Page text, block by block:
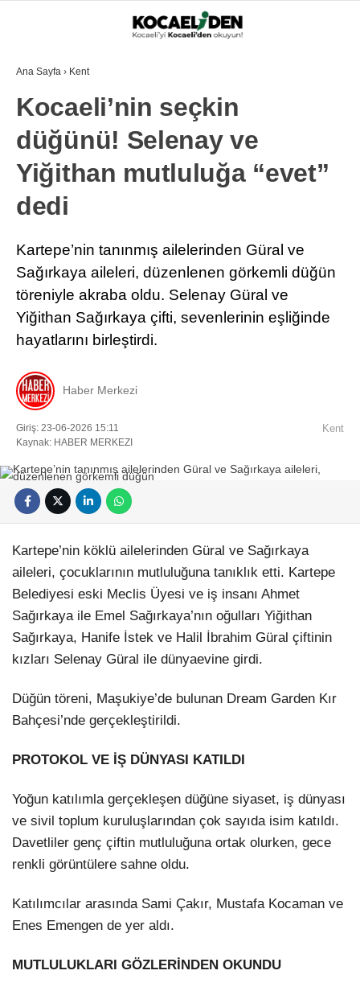
Ana Sayfa › Kent
Kocaeli’nin seçkin
düğünü! Selenay ve
Yiğithan mutluluğa “evet”
dedi
Kartepe’nin tanınmış ailelerinden Güral ve
Sağırkaya aileleri, düzenlenen görkemli düğün
töreniyle akraba oldu. Selenay Güral ve
Yiğithan Sağırkaya çifti, sevenlerinin eşliğinde
hayatlarını birleştirdi.
Haber Merkezi
Giriş: 23-06-2026 15:11
Kaynak: HABER MERKEZI
Kent
Kartepe’nin köklü ailelerinden Güral ve Sağırkaya
aileleri, çocuklarının mutluluğuna tanıklık etti. Kartepe
Belediyesi eski Meclis Üyesi ve iş insanı Ahmet
Sağırkaya ile Emel Sağırkaya’nın oğulları Yiğithan
Sağırkaya, Hanife İstek ve Halil İbrahim Güral çiftinin
kızları Selenay Güral ile dünyaevine girdi.
Düğün töreni, Maşukiye’de bulunan Dream Garden Kır
Bahçesi’nde gerçekleştirildi.
PROTOKOL VE İŞ DÜNYASI KATILDI
Yoğun katılımla gerçekleşen düğüne siyaset, iş dünyası
ve sivil toplum kuruluşlarından çok sayıda isim katıldı.
Davetliler genç çiftin mutluluğuna ortak olurken, gece
renkli görüntülere sahne oldu.
Katılımcılar arasında Sami Çakır, Mustafa Kocaman ve
Enes Emengen de yer aldı.
MUTLULUKLARI GÖZLERİNDEN OKUNDU